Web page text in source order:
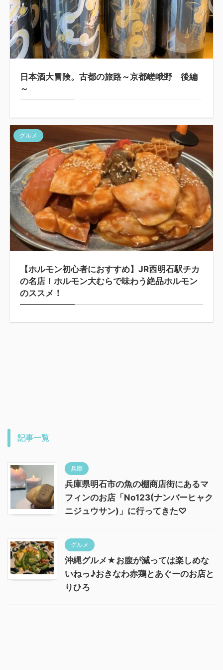
日本酒大冒険。古都の旅路～京都嵯峨野 後編
～
グルメ
【ホルモン初心者におすすめ】JR西明石駅チカ
の名店！ホルモン大むらで味わう絶品ホルモン
のススメ！
記事一覧
兵庫
兵庫県明石市の魚の棚商店街にあるマ
フィンのお店「No123(ナンバーヒャク
ニジュウサン)」に行ってきた♡
グルメ
沖縄グルメ★お腹が減っては楽しめな
いねっ♪おきなわ赤鶏とあぐーのお店と
りひろ